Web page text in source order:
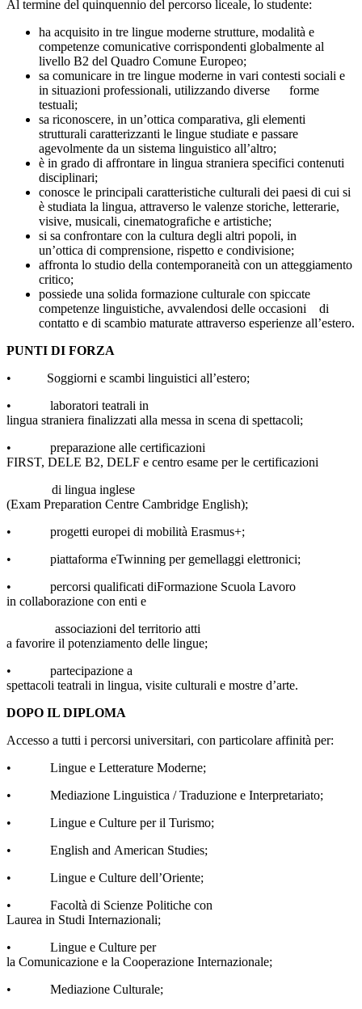
Al termine del quinquennio del percorso liceale, lo studente:
ha acquisito in tre lingue moderne strutture, modalità e
competenze comunicative corrispondenti globalmente al
livello B2 del Quadro Comune Europeo;
sa comunicare in tre lingue moderne in vari contesti sociali e
in situazioni professionali, utilizzando diverse forme
testuali;
sa riconoscere, in un’ottica comparativa, gli elementi
strutturali caratterizzanti le lingue studiate e passare
agevolmente da un sistema linguistico all’altro;
è in grado di affrontare in lingua straniera specifici contenuti
disciplinari;
conosce le principali caratteristiche culturali dei paesi di cui si
è studiata la lingua, attraverso le valenze storiche, letterarie,
visive, musicali, cinematografiche e artistiche;
si sa confrontare con la cultura degli altri popoli, in
un’ottica di comprensione, rispetto e condivisione;
affronta lo studio della contemporaneità con un atteggiamento
critico;
possiede una solida formazione culturale con spiccate
competenze linguistiche, avvalendosi delle occasioni di
contatto e di scambio maturate attraverso esperienze all’estero.
PUNTI DI FORZA
• Soggiorni e scambi linguistici all’estero;
• laboratori teatrali in
lingua straniera finalizzati alla messa in scena di spettacoli;
• preparazione alle certificazioni
FIRST, DELE B2, DELF e centro esame per le certificazioni
di lingua inglese
(Exam Preparation Centre Cambridge English);
• progetti europei di mobilità Erasmus+;
• piattaforma eTwinning per gemellaggi elettronici;
• percorsi qualificati diFormazione Scuola Lavoro
in collaborazione con enti e
associazioni del territorio atti
a favorire il potenziamento delle lingue;
• partecipazione a
spettacoli teatrali in lingua, visite culturali e mostre d’arte.
DOPO IL DIPLOMA
Accesso a tutti i percorsi universitari, con particolare affinità per:
• Lingue e Letterature Moderne;
• Mediazione Linguistica / Traduzione e Interpretariato;
• Lingue e Culture per il Turismo;
• English and American Studies;
• Lingue e Culture dell’Oriente;
• Facoltà di Scienze Politiche con
Laurea in Studi Internazionali;
• Lingue e Culture per
la Comunicazione e la Cooperazione Internazionale;
• Mediazione Culturale;